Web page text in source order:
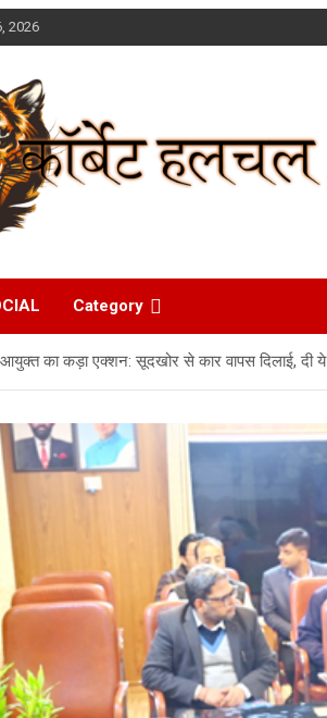
2026
Halchal (कॉर्बेट
Category
आयुक्त का कड़ा एक्शन: सूदखोर से कार वापस दिलाई, दी ये